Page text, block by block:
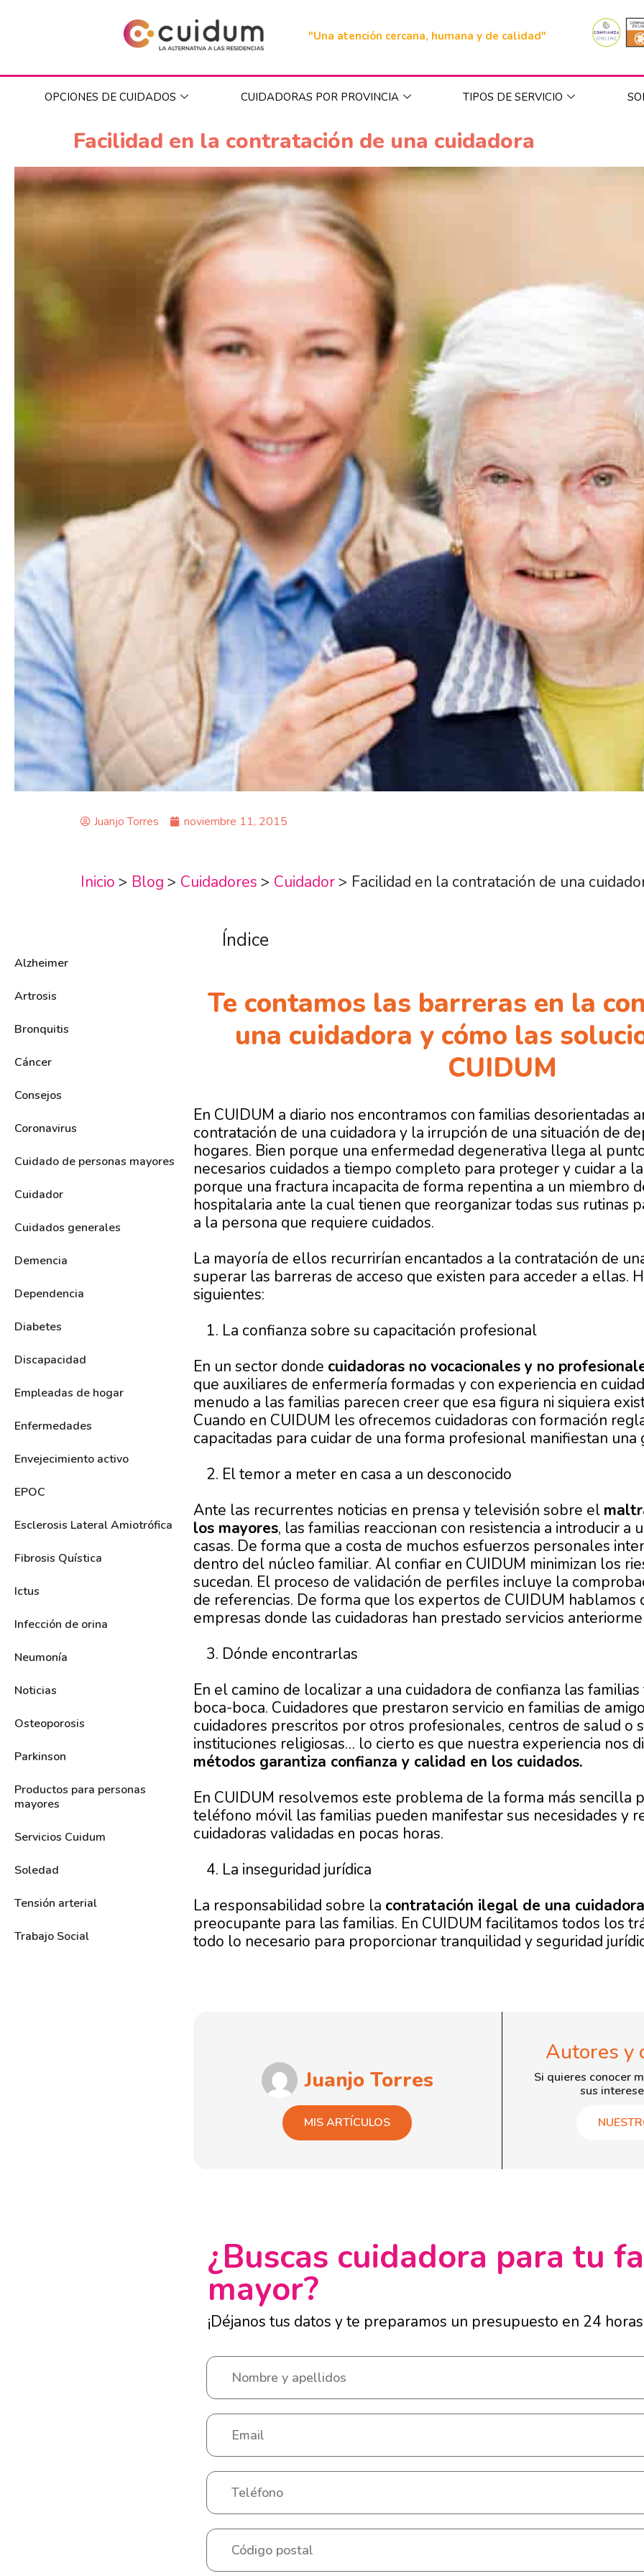
"Una atención cercana, humana y de calidad"
OPCIONES DE CUIDADOS CUIDADORAS POR PROVINCIA TIPOS DE SERVICIO
Facilidad en la contratación de una cuidadora
Juanjo Torres noviembre 11, 2015
Inicio > Blog > Cuidadores > Cuidador> Facilidad en la contratación de una
Alzheimer
Artrosis
Bronquitis
Cáncer
Consejos
Coronavirus
Cuidado de personas mayores
Cuidador
Cuidados generales
Demencia
Dependencia
Diabetes
Discapacidad
Empleadas de hogar
Enfermedades
Envejecimiento activo
EPOC
Esclerosis Lateral Amiotrófica
Fibrosis Quística
Ictus
Infección de orina
Neumonía
Noticias
Osteoporosis
Parkinson
Productos para personas
mayores
Servicios Cuidum
Soledad
Tensión arterial
Trabajo Social
Índice
Te contamos las barreras en la
una cuidadora y cómo las
CUIDUM
En CUIDUM a diario nos encontramos con familias desorientadas
contratación de una cuidadora y la irrupción de una situación de
hogares. Bien porque una enfermedad degenerativa llega al
necesarios cuidados a tiempo completo para proteger y cuidar a
porque una fractura incapacita de forma repentina a un miembro
hospitalaria ante la cual tienen que reorganizar todas sus rutinas
a la persona que requiere cuidados.
La mayoría de ellos recurrirían encantados a la contratación de
superar las barreras de acceso que existen para acceder a ellas.
siguientes:
La confianza sobre su capacitación profesional
En un sector donde cuidadoras no vocacionales y no
que auxiliares de enfermería formadas y con experiencia en
menudo a las familias parecen creer que esa figura ni siquiera
Cuando en CUIDUM les ofrecemos cuidadoras con formación
capacitadas para cuidar de una forma profesional manifiestan una
El temor a meter en casa a un desconocido
Ante las recurrentes noticias en prensa y televisión sobre el
los mayores, las familias reaccionan con resistencia a introducir a
casas. De forma que a costa de muchos esfuerzos personales
dentro del núcleo familiar. Al confiar en CUIDUM minimizan los
sucedan. El proceso de validación de perfiles incluye la
de referencias. De forma que los expertos de CUIDUM hablamos
empresas donde las cuidadoras han prestado servicios
Dónde encontrarlas
En el camino de localizar a una cuidadora de confianza las
boca-boca. Cuidadores que prestaron servicio en familias de
cuidadores prescritos por otros profesionales, centros de salud o
instituciones religiosas… lo cierto es que nuestra experiencia nos
métodos garantiza confianza y calidad en los cuidados.
En CUIDUM resolvemos este problema de la forma más sencilla
teléfono móvil las familias pueden manifestar sus necesidades y
cuidadoras validadas en pocas horas.
La inseguridad jurídica
La responsabilidad sobre la contratación ilegal de una cuidadora
preocupante para las familias. En CUIDUM facilitamos todos los
todo lo necesario para proporcionar tranquilidad y seguridad
Juanjo Torres
MIS ARTÍCULOS
Autores y
Si quieres conocer
sus
¿Buscas cuidadora para tu
mayor?
¡Déjanos tus datos y te preparamos un presupuesto en 24